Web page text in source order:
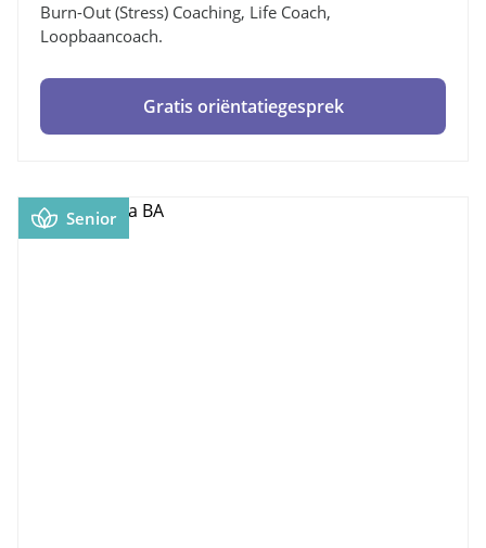
Burn-Out (stress) Coaching, Life Coach,
Loopbaancoach.
Gratis oriëntatiegesprek
Senior